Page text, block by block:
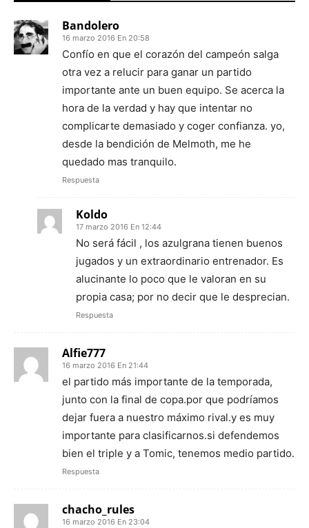
Bandolero
16 marzo 2016 En 20:58
Confío en que el corazón del campeón salga
otra vez a relucir para ganar un partido
importante ante un buen equipo. Se acerca la
hora de la verdad y hay que intentar no
complicarte demasiado y coger confianza. yo,
desde la bendición de Melmoth, me he
quedado mas tranquilo.
Respuesta
Koldo
17 marzo 2016 En 12:44
No será fácil , los azulgrana tienen buenos
jugados y un extraordinario entrenador. Es
alucinante lo poco que le valoran en su
propia casa; por no decir que le desprecian.
Respuesta
Alfie777
16 marzo 2016 En 21:44
el partido más importante de la temporada,
junto con la final de copa.por que podríamos
dejar fuera a nuestro máximo rival.y es muy
importante para clasificarnos.si defendemos
bien el triple y a Tomic, tenemos medio partido.
Respuesta
chacho_rules
16 marzo 2016 En 23:04